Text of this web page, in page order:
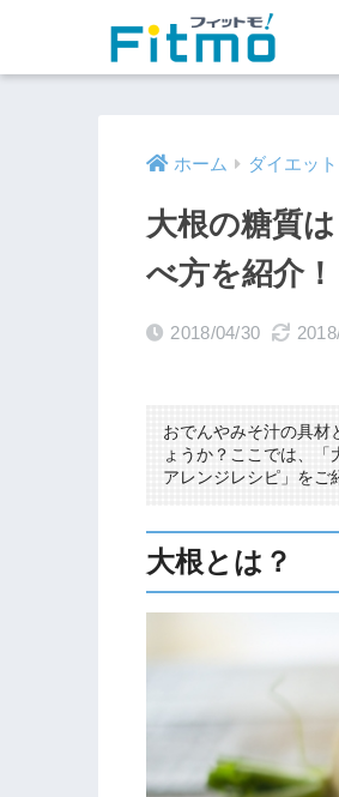
ホーム ダイエット
大根の糖質
べ方を紹介！
2018/04/30
おでんやみそ汁の具材
ょうか？ここでは、
アレンジレシピ」をご
大根とは？